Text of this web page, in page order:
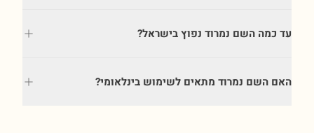
עד כמה השם נמרוד נפוץ בישראל?
האם השם נמרוד מתאים לשימוש בינלאומי?